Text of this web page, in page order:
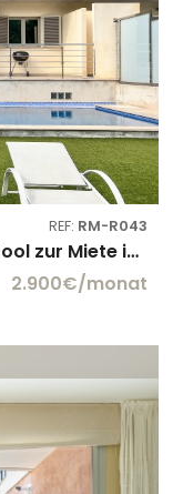
REF: RM-R043
Modernes Haus mit privatem Pool zur Miete in Playa de Muro
2.900€/monat